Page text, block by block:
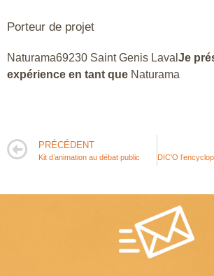
Porteur de projet
Naturama69230 Saint Genis Laval Je
expérience en tant que Naturama
PRÉCÉDENT
Kit d’animation au débat public